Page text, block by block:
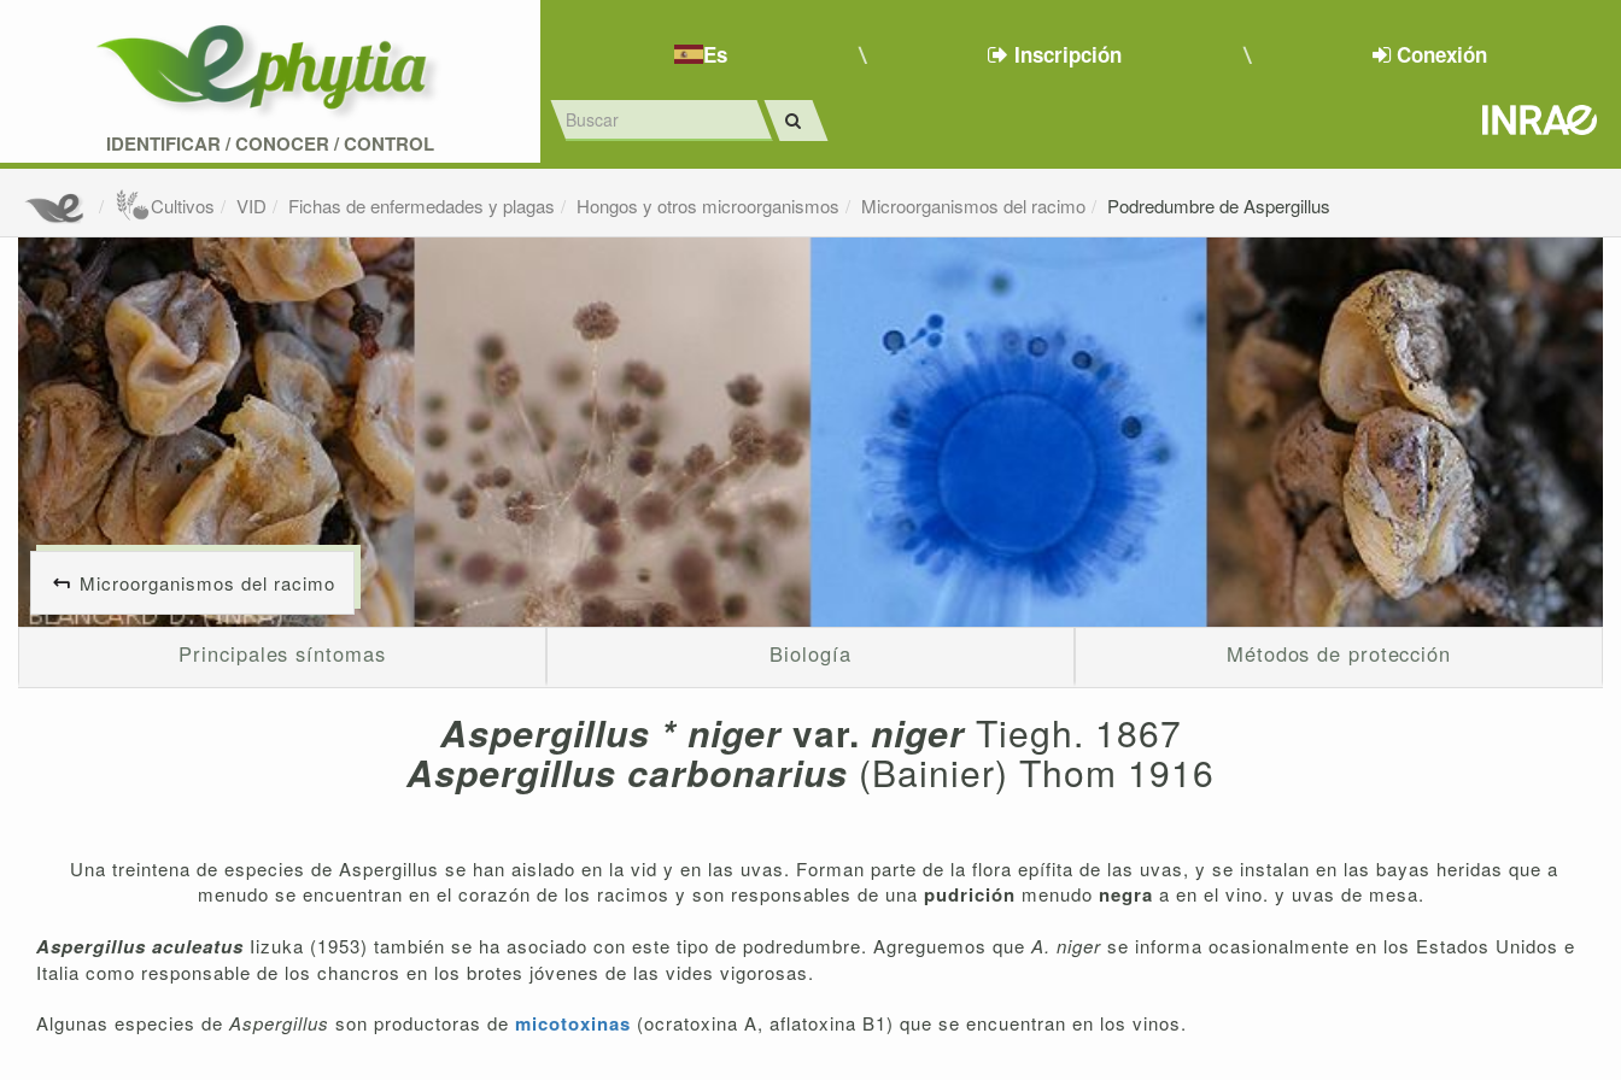
IDENTIFICAR /CONOCER /CONTROL
Es Inscripción Conexión
Cultivos VID Fichas de enfermedades y plagas Hongos y otros microorganismos Microorganismos del racimo Podredumbre de Aspergillus
Microorganismos del racimo
Principales síntomas Biología Métodos de protección
Aspergillus * nigervar. nigerTiegh. 1867
Aspergillus carbonarius (Bainier) Thom 1916
Una treintena de especies de Aspergillus se han aislado en la vid y en las uvas. Forman parte de la flora epífita de las uvas, y se instalan en las bayas heridas que a
menudo se encuentran en el corazón de los racimos y son responsables de una pudrición menudo negra a en el vino. y uvas de mesa.
Aspergillus aculeatus Iizuka (1953) también se ha asociado con este tipo de podredumbre. Agreguemos queA. niger se informa ocasionalmente en los Estados Unidos e
Italia como responsable de los chancros en los brotes jóvenes de las vides vigorosas.
Algunas especies deAspergillus son productoras de micotoxinas (ocratoxina A, aflatoxina B1) que se encuentran en los vinos.